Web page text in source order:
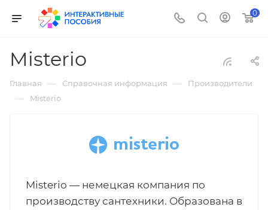
0
Misterio
Главная — Справочная информация — Производители
— Misterio
Misterio — немецкая компания по
производству сантехники. Образована в